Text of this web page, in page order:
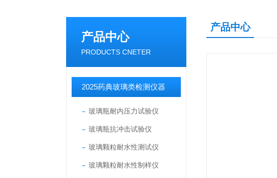
产品中心
PRODUCTS CNETER
2025药典玻璃类检测仪器
玻璃瓶耐内压力试验仪
玻璃瓶抗冲击试验仪
玻璃颗粒耐水性测试仪
玻璃颗粒耐水性制样仪
产品中心